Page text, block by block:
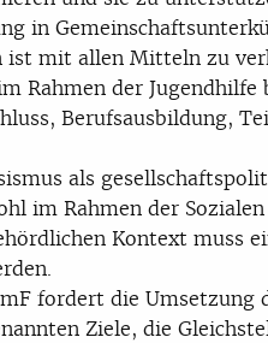
in
ist mit allen Mitteln zu
Rahmen der Jugendhilfe
Berufsausbildung,
als
im Rahmen der
Kontext muss
fordert die Umsetzung
Ziele, die